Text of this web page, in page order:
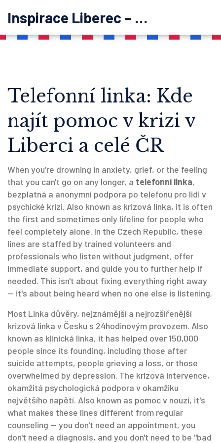
Inspirace Liberec – psychoterapie
Telefonní linka: Kde
najít pomoc v krizi v
Liberci a celé ČR
When you're drowning in anxiety, grief, or the feeling
that you can't go on any longer, a telefonní linka,
bezplatná a anonymní podpora po telefonu pro lidi v
psychické krizi. Also known as krizová linka, it is often
the first and sometimes only lifeline for people who
feel completely alone. In the Czech Republic, these
lines are staffed by trained volunteers and
professionals who listen without judgment, offer
immediate support, and guide you to further help if
needed. This isn't about fixing everything right away
— it's about being heard when no one else is listening.
Most Linka důvěry, nejznámější a nejrozšířenější
krizová linka v Česku s 24hodinovým provozem. Also
known as klinická linka, it has helped over 150,000
people since its founding, including those after
suicide attempts, people grieving a loss, or those
overwhelmed by depression. The krizová intervence,
okamžitá psychologická podpora v okamžiku
největšího napětí. Also known as pomoc v nouzi, it's
what makes these lines different from regular
counseling — you don't need an appointment, you
don't need a diagnosis, and you don't need to be "bad